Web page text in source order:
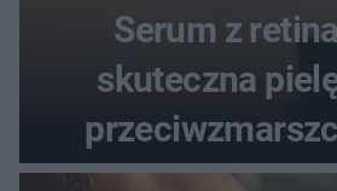
Serum z
skuteczna